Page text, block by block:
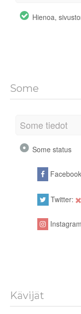
Hienoa,
Some
Some tiedot
Some status
Twitter:
Kävijät